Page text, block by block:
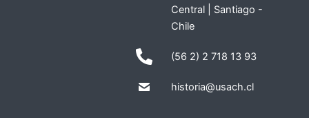
Central | Santiago -
Chile
(56 2) 2 718 13 93
historia@usach.cl